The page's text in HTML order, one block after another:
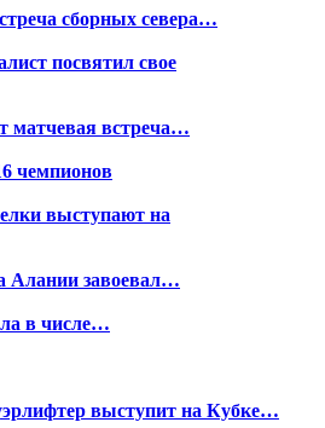
сборных севера…
посвятил свое
матчевая встреча…
чемпионов
выступают на
Алании завоевал…
в числе…
выступит на Кубке…